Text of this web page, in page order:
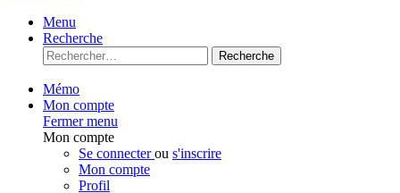
Menu
Recherche
Recherche
Mémo
Mon compte
Fermer menu
Mon compte
Se connecterou s'inscrire
Mon compte
Profil